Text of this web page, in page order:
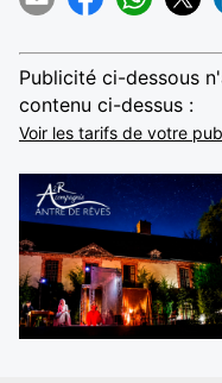
Publicité ci-dessous
contenu ci-dessus :
Voir les tarifs de votre